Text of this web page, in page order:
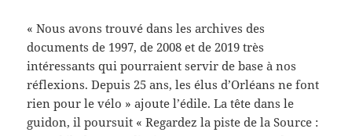
« Nous avons trouvé dans les archives des
documents de 1997, de 2008 et de 2019 très
intéressants qui pourraient servir de base à nos
réflexions. Depuis 25 ans, les élus d’Orléans ne font
rien pour le vélo » ajoute l’édile. La tête dans le
guidon, il poursuit « Regardez la piste de la Source :